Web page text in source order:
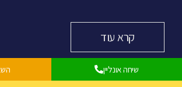
קרא עוד
שיחה אונליין